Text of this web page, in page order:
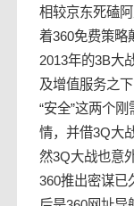
相较京东死磕
着360免费策略
2013年的3B大
及增值服务之
“安全”这两个
情，并借3Q大
然3Q大战也意
360推出密谋已